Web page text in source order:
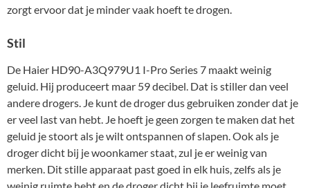
zorgt ervoor dat je minder vaak hoeft te drogen.
Stil
De Haier HD90-A3Q979U1 I-Pro Series 7 maakt weinig
geluid. Hij produceert maar 59 decibel. Dat is stiller dan veel
andere drogers. Je kunt de droger dus gebruiken zonder dat je
er veel last van hebt. Je hoeft je geen zorgen te maken dat het
geluid je stoort als je wilt ontspannen of slapen. Ook als je
droger dicht bij je woonkamer staat, zul je er weinig van
merken. Dit stille apparaat past goed in elk huis, zelfs als je